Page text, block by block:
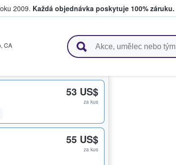
2009. Každá objednávka poskytuje 100% záruku.
a prodávají vstupenky
, CA
53 US$
za kus
55 US$
za kus